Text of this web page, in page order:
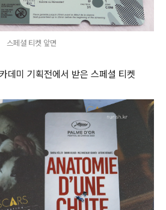
스페셜 티켓 앞면
데미 기획전에서 받은 스페셜 티켓